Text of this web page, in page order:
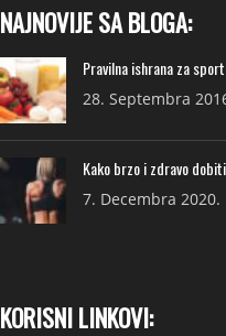
NAJNOVIJE SA BLOGA:
Pravilna ishrana za
28. Septembra
Kako brzo i zdravo
7. Decembra 2020.
KORISNI LINKOVI: